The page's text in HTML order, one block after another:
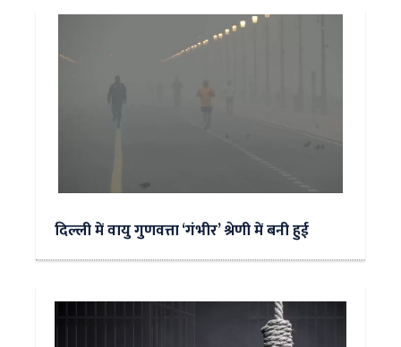
दिल्ली में वायु गुणवत्ता ‘गंभीर’ श्रेणी में बनी हुई